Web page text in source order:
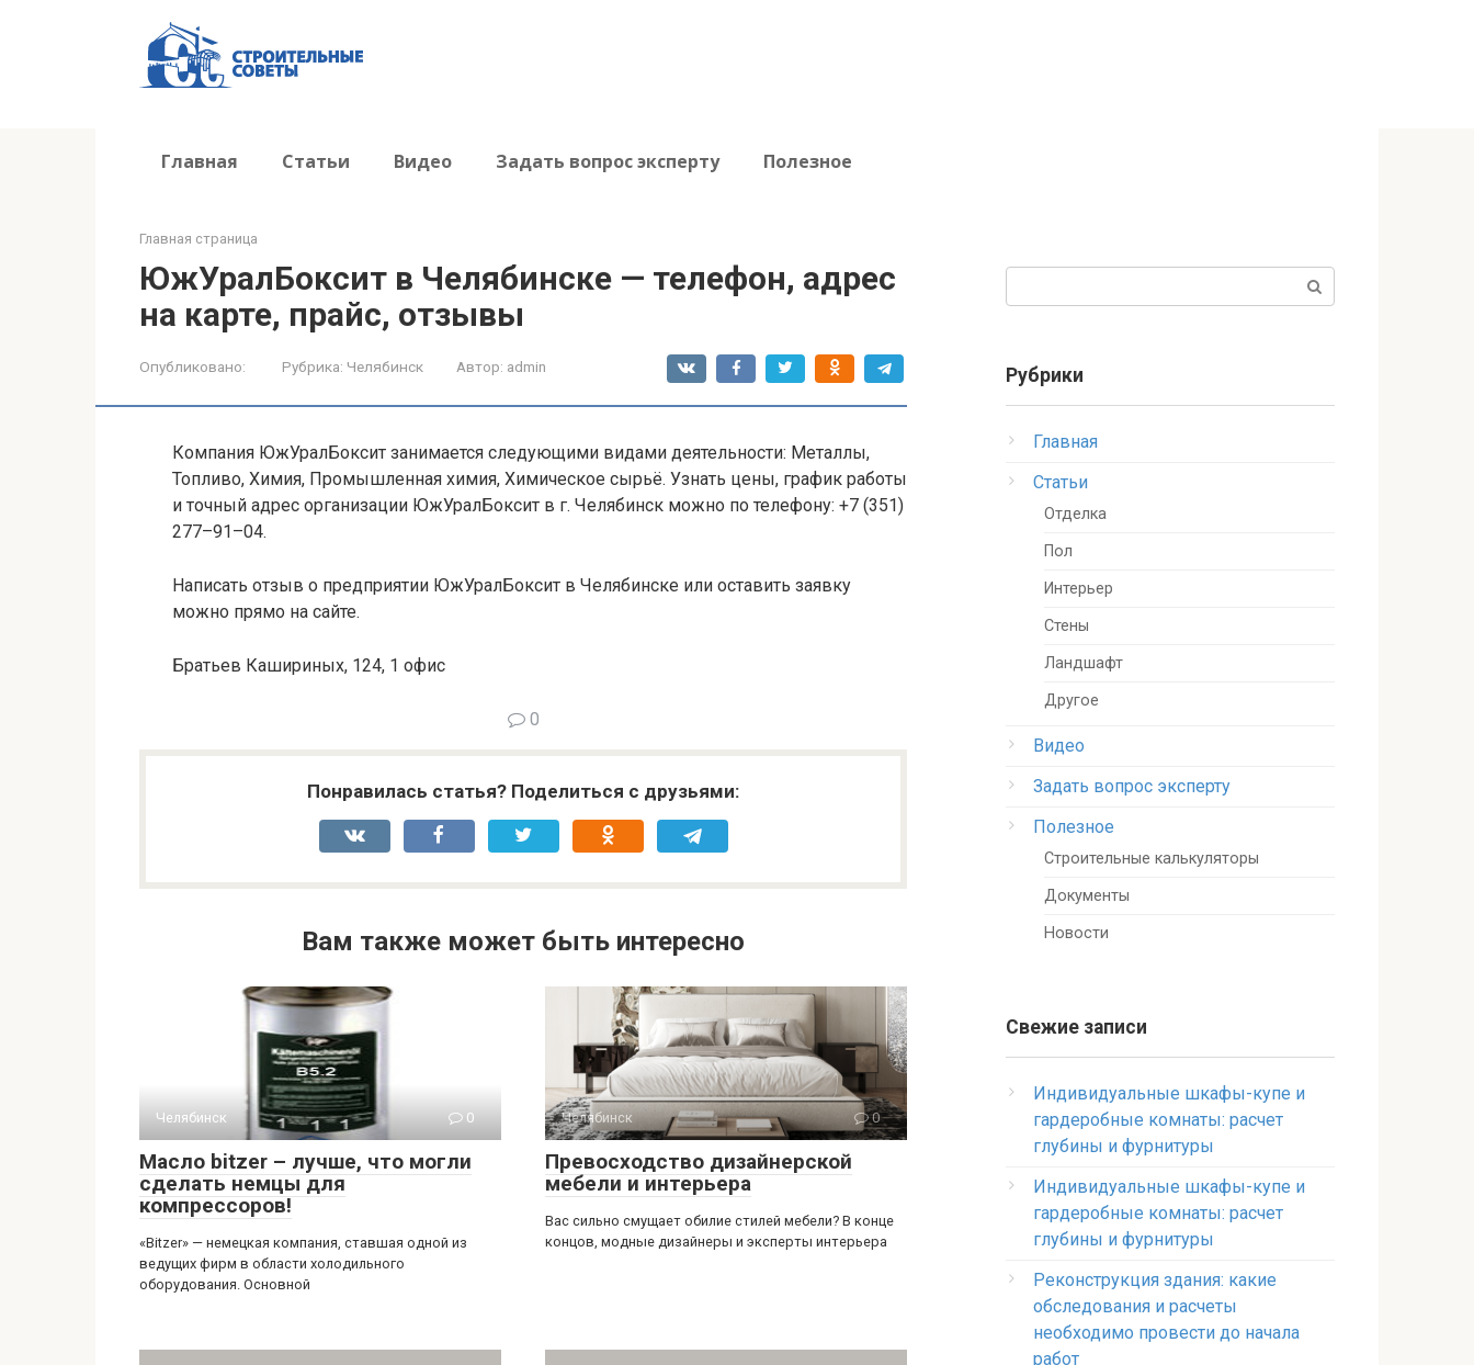
Главная Статьи Видео Задать вопрос эксперту Полезное
Главная страница
ЮжУралБоксит в Челябинске — телефон, адрес
на карте, прайс, отзывы
Опубликовано: Рубрика: Челябинск Автор: admin
Компания ЮжУралБоксит занимается следующими видами деятельности: Металлы,
Топливо, Химия, Промышленная химия, Химическое сырьё. Узнать цены, график работы
и точный адрес организации ЮжУралБоксит в г. Челябинск можно по телефону: +7 (351)
277–91–04.
Написать отзыв о предприятии ЮжУралБоксит в Челябинске или оставить заявку
можно прямо на сайте.
Братьев Кашириных, 124, 1 офис
0
Понравилась статья? Поделиться с друзьями:
Вам также может быть интересно
Челябинск 0
Масло bitzer – лучше, что могли
сделать немцы для
компрессоров!
«Bitzer» — немецкая компания, ставшая одной из
ведущих фирм в области холодильного
оборудования. Основной
Челябинск 0
Превосходство дизайнерской
мебели и интерьера
Вас сильно смущает обилие стилей мебели? В конце
концов, модные дизайнеры и эксперты интерьера
Рубрики
Главная
Статьи
Отделка
Пол
Интерьер
Стены
Ландшафт
Другое
Видео
Задать вопрос эксперту
Полезное
Строительные калькуляторы
Документы
Новости
Свежие записи
Индивидуальные шкафы-купе и
гардеробные комнаты: расчет
глубины и фурнитуры
Индивидуальные шкафы-купе и
гардеробные комнаты: расчет
глубины и фурнитуры
Реконструкция здания: какие
обследования и расчеты
необходимо провести до начала
работ